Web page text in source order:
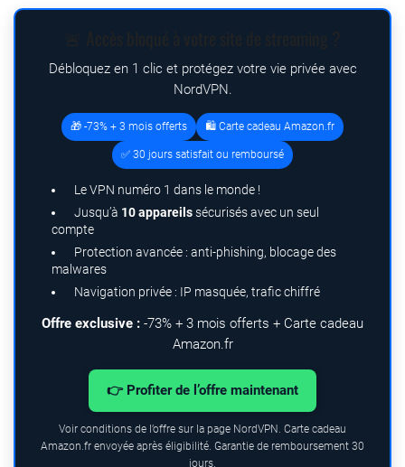
Débloquez en 1 clic et protégez votre vie privée avec
NordVPN.
🎁 -73% + 3 mois offerts 🛍️ Carte cadeau Amazon.fr
✅ 30 jours satisfait ou remboursé
Le VPN numéro 1 dans le monde !
Jusqu’à 10 appareilssécurisés avec un seul
compte
Protection avancée : anti-phishing, blocage des
malwares
Navigation privée : IP masquée, trafic chiffré
Offre exclusive : -73% + 3 mois offerts + Carte cadeau
Amazon.fr
👉 Profiter de l’offre maintenant
Voir conditions de l’offre sur la page NordVPN. Carte cadeau
Amazon.fr envoyée après éligibilité. Garantie de remboursement 30
jours.